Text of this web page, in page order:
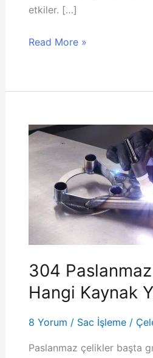
etkiler. […]
Paslanmaz
Nasıl
Read More »
304
Hangi Kaynak
8 Yorum / Sac İşleme /
Paslanmaz çelikler başta